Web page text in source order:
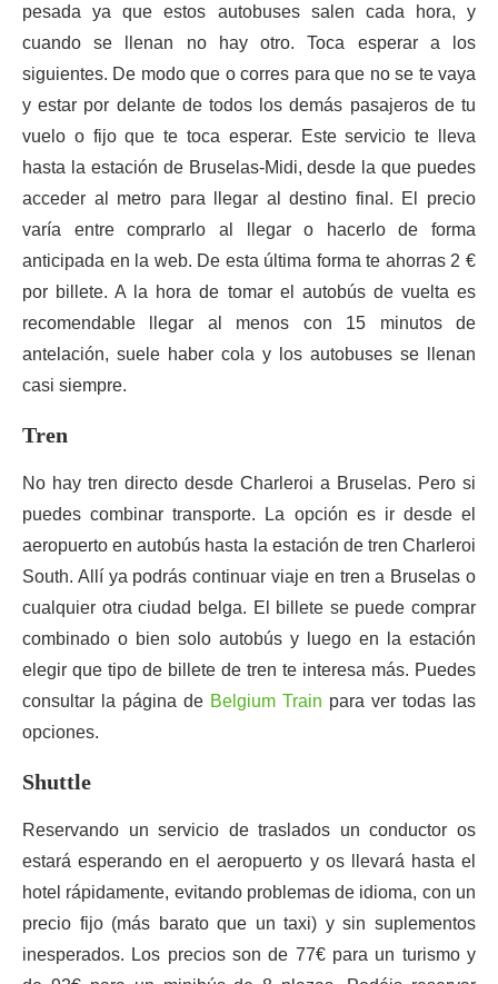
pesada ya que estos autobuses salen cada hora, y
cuando se llenan no hay otro. Toca esperar a los
siguientes. De modo que o corres para que no se te vaya
y estar por delante de todos los demás pasajeros de tu
vuelo o fijo que te toca esperar. Este servicio te lleva
hasta la estación de Bruselas-Midi, desde la que puedes
acceder al metro para llegar al destino final. El precio
varía entre comprarlo al llegar o hacerlo de forma
anticipada en la web. De esta última forma te ahorras 2 €
por billete. A la hora de tomar el autobús de vuelta es
recomendable llegar al menos con 15 minutos de
antelación, suele haber cola y los autobuses se llenan
casi siempre.
Tren
No hay tren directo desde Charleroi a Bruselas. Pero si
puedes combinar transporte. La opción es ir desde el
aeropuerto en autobús hasta la estación de tren Charleroi
South. Allí ya podrás continuar viaje en tren a Bruselas o
cualquier otra ciudad belga. El billete se puede comprar
combinado o bien solo autobús y luego en la estación
elegir que tipo de billete de tren te interesa más. Puedes
consultar la página de Belgium Train para ver todas las
opciones.
Shuttle
Reservando un servicio de traslados un conductor os
estará esperando en el aeropuerto y os llevará hasta el
hotel rápidamente, evitando problemas de idioma, con un
precio fijo (más barato que un taxi) y sin suplementos
inesperados. Los precios son de 77€ para un turismo y